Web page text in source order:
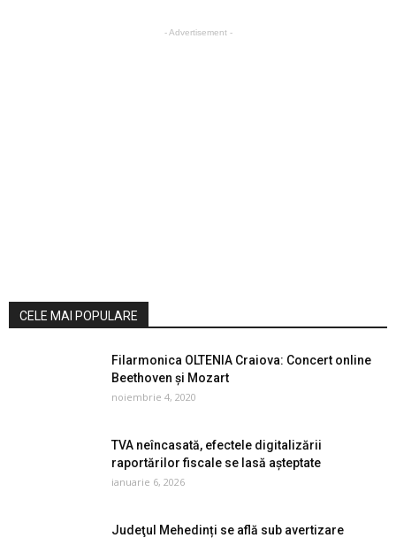
- Advertisement -
CELE MAI POPULARE
Filarmonica OLTENIA Craiova: Concert online
Beethoven și Mozart
noiembrie 4, 2020
TVA neîncasată, efectele digitalizării
raportărilor fiscale se lasă așteptate
ianuarie 6, 2026
Judeţul Mehedinți se află sub avertizare